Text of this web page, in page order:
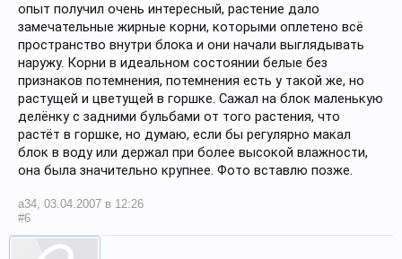
опыт получил очень интересный, растение дало
замечательные жирные корни, которыми оплетено всё
пространство внутри блока и они начали выглядывать
наружу. Корни в идеальном состоянии белые без
признаков потемнения, потемнения есть у такой же, но
растущей и цветущей в горшке. Сажал на блок маленькую
делёнку с задними бульбами от того растения, что
растёт в горшке, но думаю, если бы регулярно макал
блок в воду или держал при более высокой влажности,
она была значительно крупнее. Фото вставлю позже.
a34, 03.04.2007 в 12:26
#6